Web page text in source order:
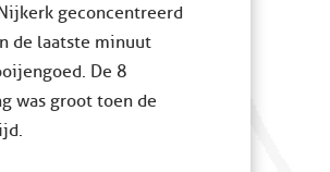
geconcentreerd
de laatste minuut
De 8
was groot toen de